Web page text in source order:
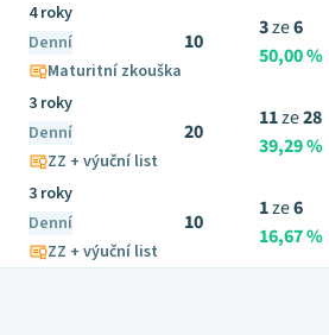
4 roky
Denní
Maturitní zkouška
10
3ze6
50,00 %
3 roky
Denní
ZZ + výuční list
20
11ze28
39,29 %
3 roky
Denní
ZZ + výuční list
10
1ze6
16,67 %